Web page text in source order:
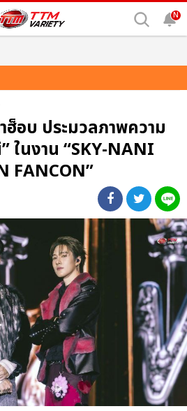
N
ฮ็อบ ประมวลภาพความ
ในงาน “SKY-NANI
FANCON”